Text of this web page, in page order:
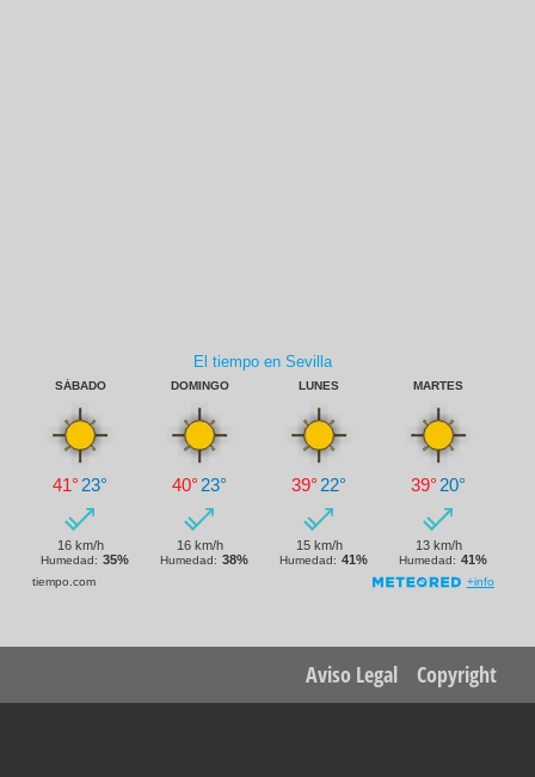
menu
Aviso Legal Copyright